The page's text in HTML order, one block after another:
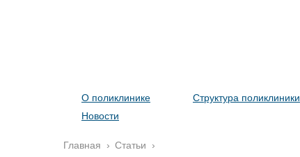
О поликлинике Структура поликлиники
Новости
Главная › Статьи ›